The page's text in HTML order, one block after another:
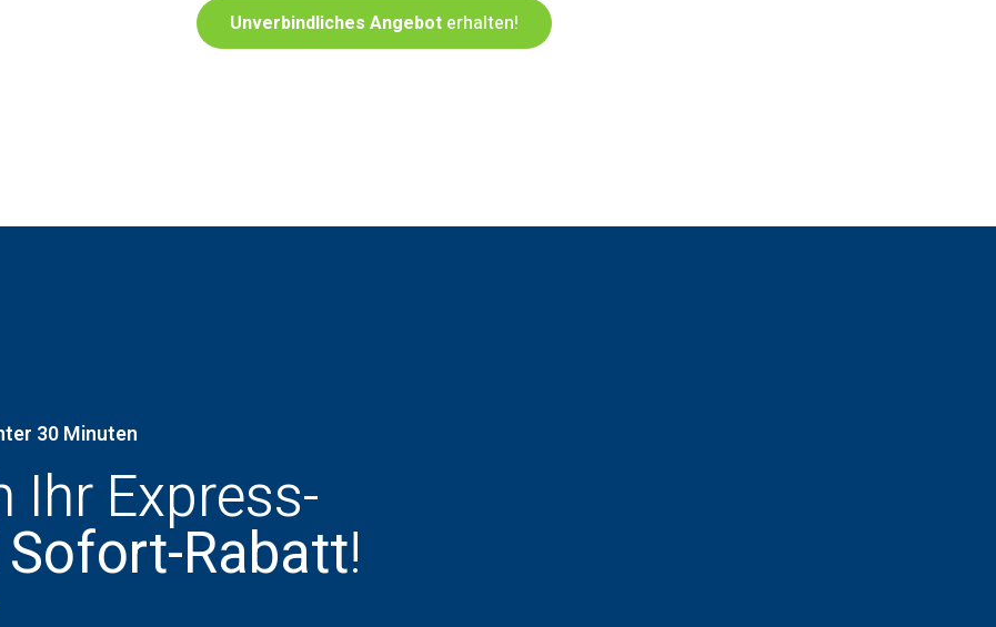
Unverbindliches Angebot erhalten!
30 Minuten
Ihr Express-
Rabatt!